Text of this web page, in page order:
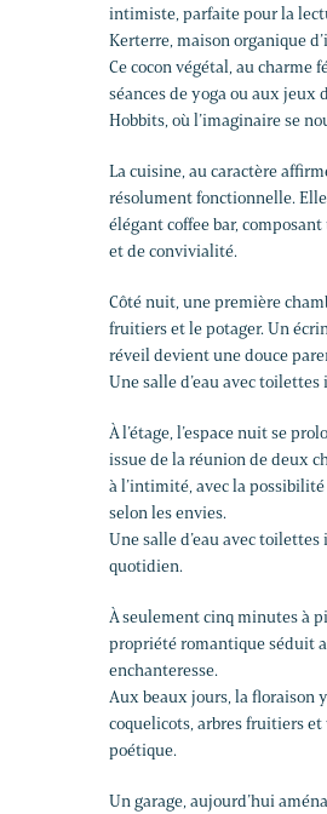
intimiste, parfaite pour la
Kerterre, maison organique
Ce cocon végétal, au charme
séances de yoga ou aux
Hobbits, où l’imaginaire se
La cuisine, au caractère
résolument fonctionnelle. Elle
élégant coffee bar,
et de convivialité.
Côté nuit, une première
fruitiers et le potager. Un
réveil devient une douce
Une salle d’eau avec
À l’étage, l’espace nuit se
issue de la réunion de deux
à l’intimité, avec la
selon les envies.
Une salle d’eau avec
quotidien.
À seulement cinq minutes à
propriété romantique séduit
enchanteresse.
Aux beaux jours, la floraison
coquelicots, arbres fruitiers
poétique.
Un garage, aujourd’hui